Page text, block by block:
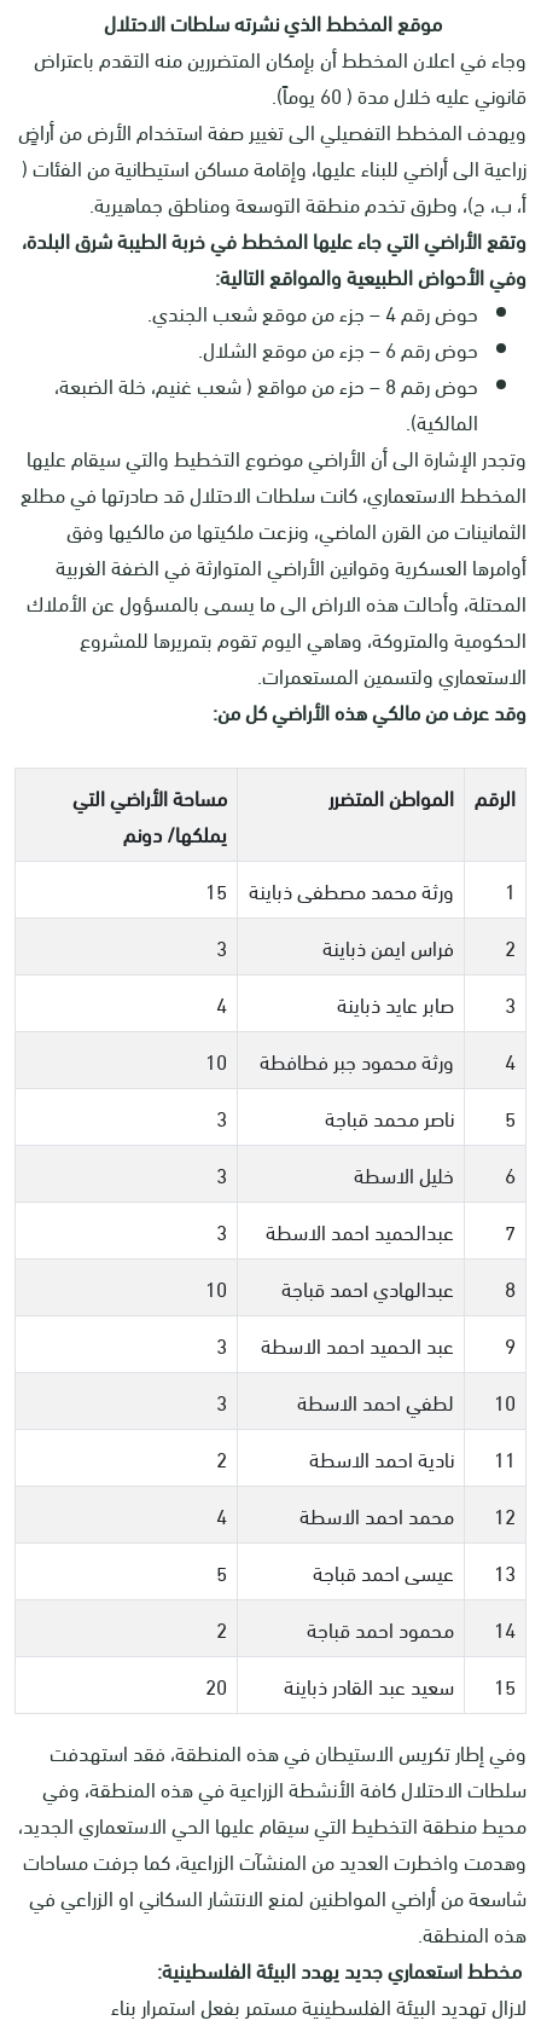
موقع المخطط الذي نشرته سلطات الاحتلال
وجاء في اعلان المخطط أن بإمكان المتضررين منه التقدم باعتراض
قانوني عليه خلال مدة ( 60 يوماً).
ويهدف المخطط التفصيلي الى تغيير صفة استخدام الأرض من أراضٍ
زراعية الى أراضي للبناء عليها، وإقامة مساكن استيطانية من الفئات (
أ، ب، ج)، وطرق تخدم منطقة التوسعة ومناطق جماهيرية.
وتقع الأراضي التي جاء عليها المخطط في خربة الطيبة شرق البلدة،
وفي الأحواض الطبيعية والمواقع التالية:
حوض رقم 4 – جزء من موقع شعب الجندي.
حوض رقم 6 – جزء من موقع الشلال.
حوض رقم 8 – حزء من مواقع ( شعب غنيم، خلة الضبعة،
المالكية).
وتجدر الإشارة الى أن الأراضي موضوع التخطيط والتي سيقام عليها
المخطط الاستعماري، كانت سلطات الاحتلال قد صادرتها في مطلع
الثمانينات من القرن الماضي، ونزعت ملكيتها من مالكيها وفق
أوامرها العسكرية وقوانين الأراضي المتوارثة في الضفة الغربية
المحتلة، وأحالت هذه الاراض الى ما يسمى بالمسؤول عن الأملاك
الحكومية والمتروكة، وهاهي اليوم تقوم بتمريرها للمشروع
الاستعماري ولتسمين المستعمرات.
وقد عرف من مالكي هذه الأراضي كل من:
الرقم المواطن المتضرر
مساحة الأراضي التي
يملكها/ دونم
1
ورثة محمد مصطفى ذباينة
15
2
فراس ايمن ذباينة
3
3
صابر عايد ذباينة
4
4
ورثة محمود جبر فطافطة
10
5
ناصر محمد قباجة
3
6
خليل الاسطة
3
7
عبدالحميد احمد الاسطة
3
8
عبدالهادي احمد قباجة
10
9
عبد الحميد احمد الاسطة
3
10
لطفي احمد الاسطة
3
11
نادية احمد الاسطة
2
12
محمد احمد الاسطة
4
13
عيسى احمد قباجة
5
14
محمود احمد قباجة
2
15
سعيد عبد القادر ذباينة
20
وفي إطار تكريس الاستيطان في هذه المنطقة، فقد استهدفت
سلطات الاحتلال كافة الأنشطة الزراعية في هذه المنطقة، وفي
محيط منطقة التخطيط التي سيقام عليها الحي الاستعماري الجديد،
وهدمت واخطرت العديد من المنشآت الزراعية، كما جرفت مساحات
شاسعة من أراضي المواطنين لمنع الانتشار السكاني او الزراعي في
هذه المنطقة.
مخطط استعماري جديد يهدد البيئة الفلسطينية:
لازال تهديد البيئة الفلسطينية مستمر بفعل استمرار بناء